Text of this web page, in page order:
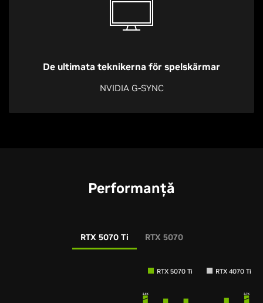
De ultimata teknikerna för spelskärmar
NVIDIA G-SYNC
Performanță
RTX 5070 Ti RTX 5070
RTX 5070 Ti RTX 4070 Ti